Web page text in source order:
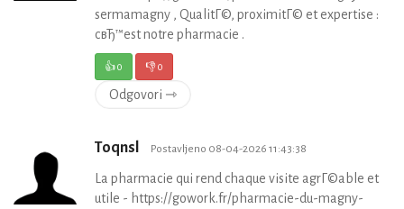
sermamagny , QualitГ©, proximitГ© et expertise :
cвЂ™est notre pharmacie .
👍0 👎0
Odgovori ⇾
Toqnsl Postavljeno 08-04-2026 11:43:38
La pharmacie qui rend chaque visite agrГ©able et
utile - https://gowork.fr/pharmacie-du-magny-